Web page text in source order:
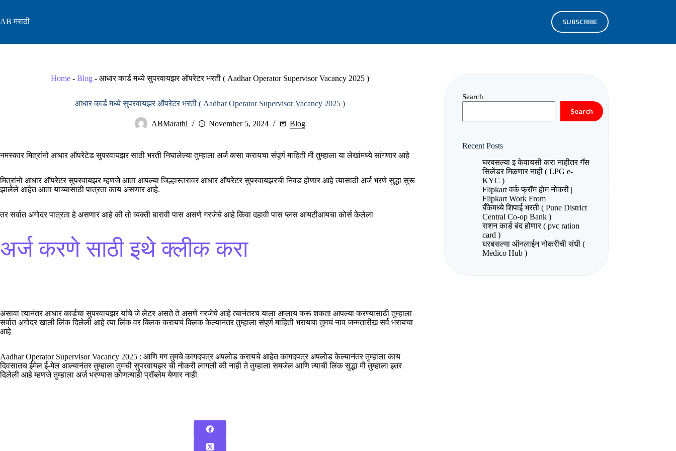
content
AB मराठी SUBSCRIBE
Home- Blog- आधार कार्ड मध्ये सुपरवायझर ऑपरेटर भरती ( Aadhar Operator Supervisor Vacancy 2025 )
आधार कार्ड मध्ये सुपरवायझर ऑपरेटर भरती ( Aadhar Operator Supervisor Vacancy 2025 )
ABMarathi November 5, 2024 Blog
नमस्कार मित्रांनो आधार ऑपरेटेड सुपरवायझर साठी भरती निघालेल्या तुम्हाला अर्ज कसा करायचा संपूर्ण माहिती मी तुम्हाला या लेखांमध्ये सांगणार आहे
मित्रांनो आधार ऑपरेटर सुपरवायझर म्हणजे आता आपल्या जिल्हास्तरावर आधार ऑपरेटर सुपरवायझरची निवड होणार आहे त्यासाठी अर्ज भरणे सुद्धा सुरू
झालेले आहेत आता याच्यासाठी पात्रता काय असणार आहे.
तर सर्वात अगोदर पात्रता हे असणार आहे की तो व्यक्ती बारावी पास असणे गरजेचे आहे किंवा दहावी पास प्लस आयटीआयचा कोर्स केलेला
अर्ज करणे साठी इथे क्लीक करा
असावा त्यानंतर आधार कार्डचा सुपरवायझर यांचे जे लेटर असते ते असणे गरजेचे आहे त्यानंतरच याला अप्लाय करू शकता आपल्या करण्यासाठी तुम्हाला
सर्वात अगोदर खाली लिंक दिलेली आहे त्या लिंक वर क्लिक करायचं क्लिक केल्यानंतर तुम्हाला संपूर्ण माहिती भरायचा तुमचं नाव जन्मतारीख सर्व भरायचा
आहे
Aadhar Operator Supervisor Vacancy 2025 : आणि मग तुमचे कागदपत्र अपलोड करायचे आहेत कागदपत्र अपलोड केल्यानंतर तुम्हाला काय
दिवसातच ईमेल ई-मेल आल्यानंतर तुम्हाला तुमची सुपरवायझर ची नोकरी लागली की नाही ते तुम्हाला समजेल आणि त्याची लिंक सुद्धा मी तुम्हाला इतर
दिलेली आहे म्हणजे तुम्हाला अर्ज भरण्यास कोणत्याही प्रॉब्लेम येणार नाही
Search
Search
Recent Posts
घरबसल्या इ केवायसी करा नाहीतर गॅस
सिलेंडर मिळणार नाही ( LPG e-
KYC )
Flipkart वर्क फ्रॉम होम नोकरी |
Flipkart Work From
बँकेमध्ये शिपाई भरती ( Pune District
Central Co-op Bank )
राशन कार्ड बंद होणार ( pvc ration
card )
घरबसल्या ऑनलाईन नोकरीची संधी (
Medico Hub )